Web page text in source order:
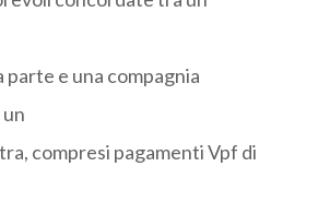
e una compagnia
compresi pagamenti Vpf di